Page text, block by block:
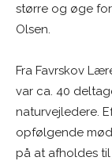
større og øge
Olsen.
Fra Favrskov
var ca. 40
naturvejledere.
opfølgende
på at afholdes til